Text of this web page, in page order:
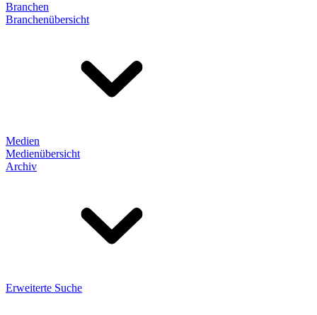
Branchen
Branchenübersicht
Medien
Medienübersicht
Archiv
Erweiterte Suche